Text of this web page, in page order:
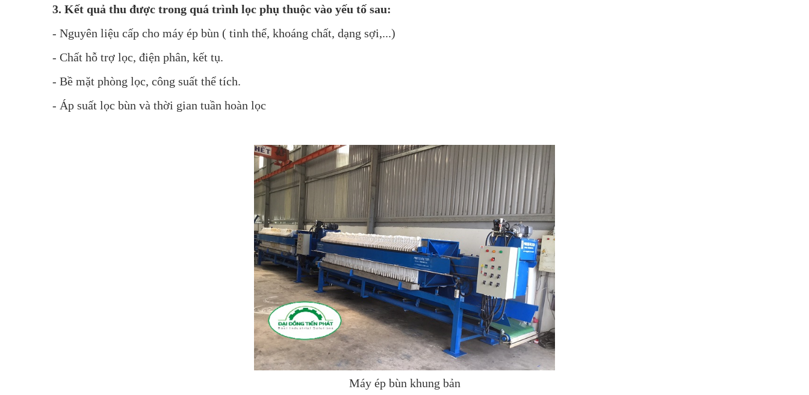
3. Kết quả thu được trong quá trình lọc phụ thuộc vào yếu tố sau:
- Nguyên liệu cấp cho máy ép bùn ( tinh thể, khoáng chất, dạng sợi,...)
- Chất hỗ trợ lọc, điện phân, kết tụ.
- Bề mặt phòng lọc, công suất thể tích.
- Áp suất lọc bùn và thời gian tuần hoàn lọc
Máy ép bùn khung bản